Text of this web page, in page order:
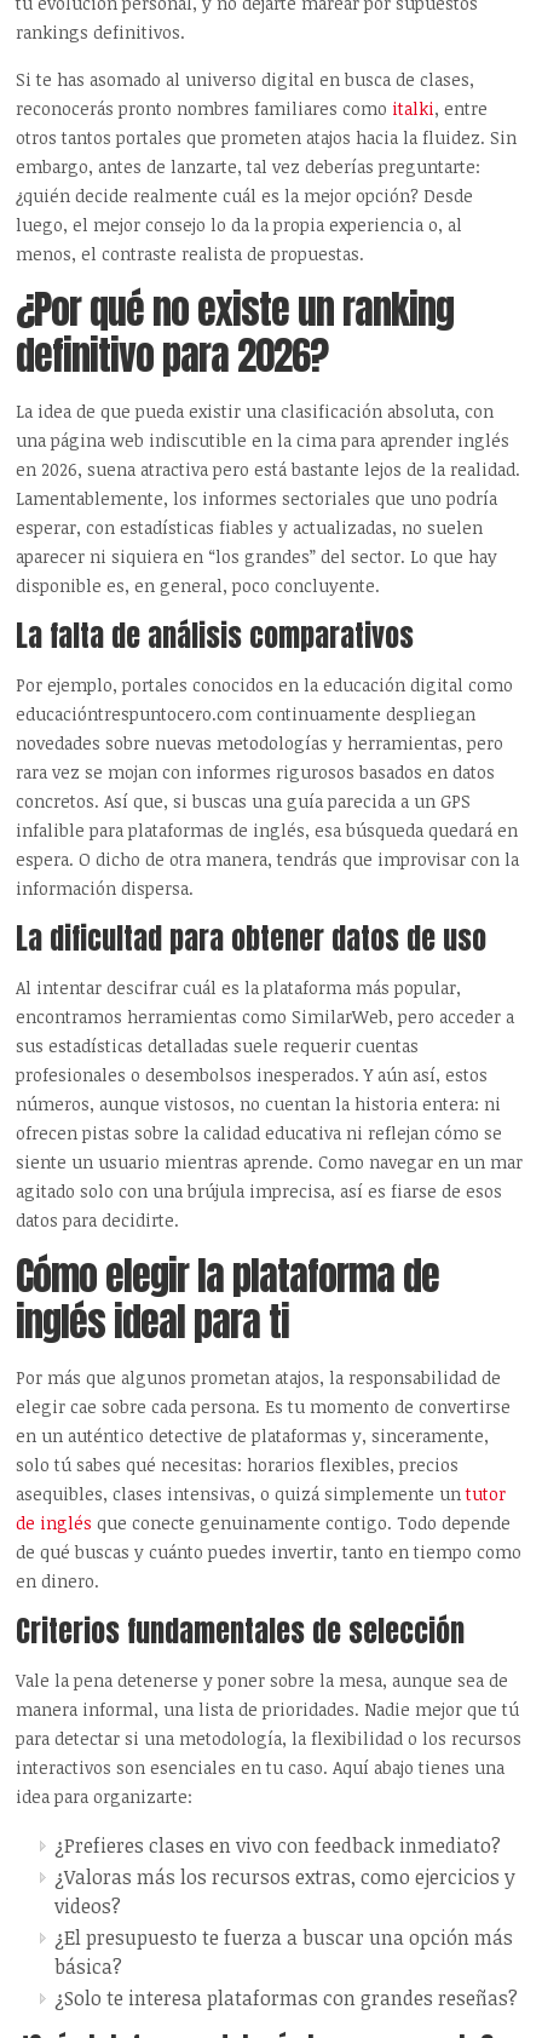
rankings definitivos.
Si te has asomado al universo digital en busca de clases,
reconocerás pronto nombres familiares como italki, entre
otros tantos portales que prometen atajos hacia la fluidez. Sin
embargo, antes de lanzarte, tal vez deberías preguntarte:
¿quién decide realmente cuál es la mejor opción? Desde
luego, el mejor consejo lo da la propia experiencia o, al
menos, el contraste realista de propuestas.
¿Por qué no existe un ranking
definitivo para 2026?
La idea de que pueda existir una clasificación absoluta, con
una página web indiscutible en la cima para aprender inglés
en 2026, suena atractiva pero está bastante lejos de la realidad.
Lamentablemente, los informes sectoriales que uno podría
esperar, con estadísticas fiables y actualizadas, no suelen
aparecer ni siquiera en “los grandes” del sector. Lo que hay
disponible es, en general, poco concluyente.
La falta de análisis comparativos
Por ejemplo, portales conocidos en la educación digital como
educacióntrespuntocero.com continuamente despliegan
novedades sobre nuevas metodologías y herramientas, pero
rara vez se mojan con informes rigurosos basados en datos
concretos. Así que, si buscas una guía parecida a un GPS
infalible para plataformas de inglés, esa búsqueda quedará en
espera. O dicho de otra manera, tendrás que improvisar con la
información dispersa.
La dificultad para obtener datos de uso
Al intentar descifrar cuál es la plataforma más popular,
encontramos herramientas como SimilarWeb, pero acceder a
sus estadísticas detalladas suele requerir cuentas
profesionales o desembolsos inesperados. Y aún así, estos
números, aunque vistosos, no cuentan la historia entera: ni
ofrecen pistas sobre la calidad educativa ni reflejan cómo se
siente un usuario mientras aprende. Como navegar en un mar
agitado solo con una brújula imprecisa, así es fiarse de esos
datos para decidirte.
Cómo elegir la plataforma de
inglés ideal para ti
Por más que algunos prometan atajos, la responsabilidad de
elegir cae sobre cada persona. Es tu momento de convertirse
en un auténtico detective de plataformas y, sinceramente,
solo tú sabes qué necesitas: horarios flexibles, precios
asequibles, clases intensivas, o quizá simplemente untutor
de inglés que conecte genuinamente contigo. Todo depende
de qué buscas y cuánto puedes invertir, tanto en tiempo como
en dinero.
Criterios fundamentales de selección
Vale la pena detenerse y poner sobre la mesa, aunque sea de
manera informal, una lista de prioridades. Nadie mejor que tú
para detectar si una metodología, la flexibilidad o los recursos
interactivos son esenciales en tu caso. Aquí abajo tienes una
idea para organizarte:
¿Prefieres clases en vivo con feedback inmediato?
¿Valoras más los recursos extras, como ejercicios y
videos?
¿El presupuesto te fuerza a buscar una opción más
básica?
¿Solo te interesa plataformas con grandes reseñas?